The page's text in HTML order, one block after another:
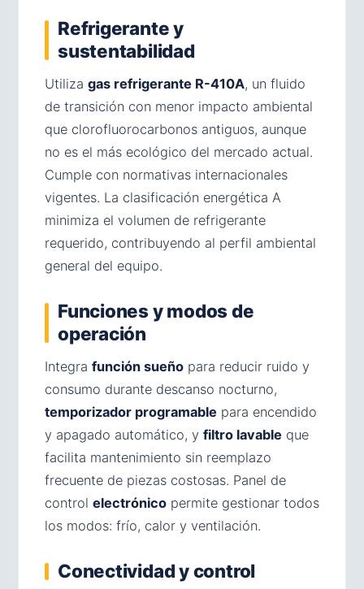
Refrigerante y
sustentabilidad
Utiliza gas refrigerante R-410A, un fluido
de transición con menor impacto ambiental
que clorofluorocarbonos antiguos, aunque
no es el más ecológico del mercado actual.
Cumple con normativas internacionales
vigentes. La clasificación energética A
minimiza el volumen de refrigerante
requerido, contribuyendo al perfil ambiental
general del equipo.
Funciones y modos de
operación
Integra función sueño para reducir ruido y
consumo durante descanso nocturno,
temporizador programable para encendido
y apagado automático, y filtro lavable que
facilita mantenimiento sin reemplazo
frecuente de piezas costosas. Panel de
control electrónico permite gestionar todos
los modos: frío, calor y ventilación.
Conectividad y control